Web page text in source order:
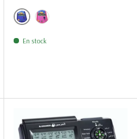
BLEU.02ROSE.36
En stock